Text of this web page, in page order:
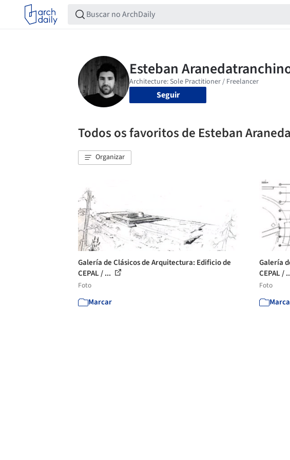
Seguir
Todos os favoritos de Esteban
Organizar
Galería de Clásicos de Arquitectura: Edificio de
CEPAL / ...
Foto
Marcar
Galería
CEPAL /
Foto